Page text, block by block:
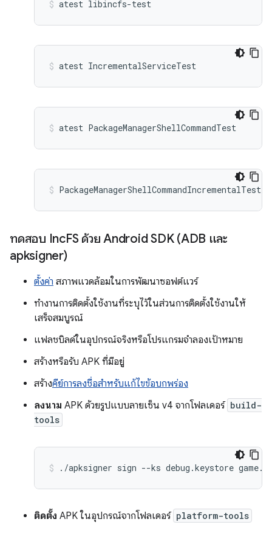
atest libincfs-test
atest IncrementalServiceTest
atest PackageManagerShellCommandTest
PackageManagerShellCommandIncrementalTest
ทดสอบ IncFS ด้วย Android SDK (ADB และ
apksigner)
ตั้งค่า สภาพแวดล้อมในการพัฒนาซอฟต์แวร์
ทํางานการติดตั้งใช้งานที่ระบุไว้ในส่วนการติดตั้งใช้งานให้
เสร็จสมบูรณ์
แฟลชบิลด์ในอุปกรณ์จริงหรือโปรแกรมจำลองเป้าหมาย
สร้างหรือรับ APK ที่มีอยู่
สร้างคีย์การลงชื่อสำหรับแก้ไขข้อบกพร่อง
ลงนาม APK ด้วยรูปแบบลายเซ็น v4 จากโฟลเดอร์ build-
tools
./apksigner sign --ks debug.keystore
ติดตั้ง APK ในอุปกรณ์จากโฟลเดอร์ platform-tools